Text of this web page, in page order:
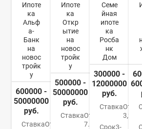
Ипоте
ка
Альф
а-
Банк
на
новос
тройк
у
600000 -
50000000
руб.
СтавкаОт
Ипоте
ка
Откр
ытие
на
новос
тройк
у
500000 -
50000000
руб.
СтавкаОт
7.5%
Семе
йная
ипоте
ка
Росба
нк
Дом
300000 -
12000000
руб.
СтавкаОт
3,2%
Срок3-